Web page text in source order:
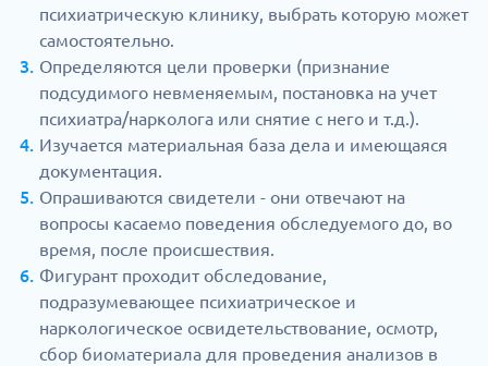
психиатрическую клинику, выбрать которую может
самостоятельно.
Определяются цели проверки (признание
подсудимого невменяемым, постановка на учет
психиатра/нарколога или снятие с него и т.д.).
Изучается материальная база дела и имеющаяся
документация.
Опрашиваются свидетели - они отвечают на
вопросы касаемо поведения обследуемого до, во
время, после происшествия.
Фигурант проходит обследование,
подразумевающее психиатрическое и
наркологическое освидетельствование, осмотр,
сбор биоматериала для проведения анализов в